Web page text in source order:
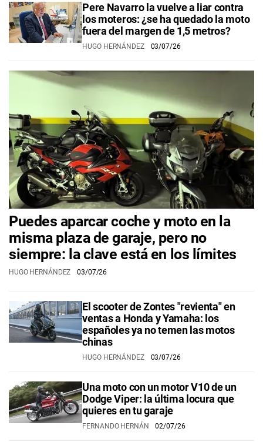
Pere Navarro la vuelve a liar contra
los moteros: ¿se ha quedado la moto
fuera del margen de 1,5 metros?
HUGO HERNÁNDEZ 03/07/26
Puedes aparcar coche y moto en la
misma plaza de garaje, pero no
siempre: la clave está en los límites
HUGO HERNÁNDEZ 03/07/26
El scooter de Zontes "revienta" en
ventas a Honda y Yamaha: los
españoles ya no temen las motos
chinas
HUGO HERNÁNDEZ 03/07/26
Una moto con un motor V10 de un
Dodge Viper: la última locura que
quieres en tu garaje
FERNANDO HERNÁN 02/07/26